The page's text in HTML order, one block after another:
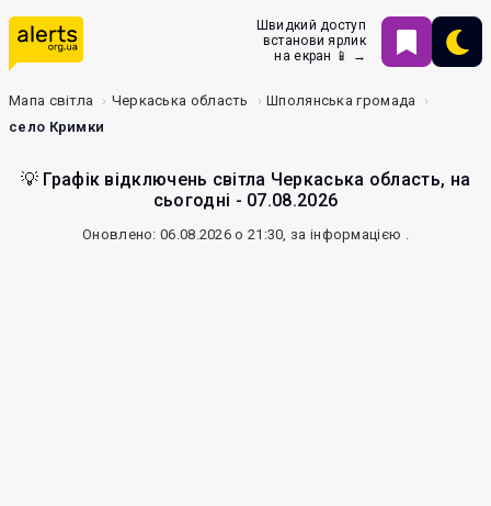
Швидкий доступ
встанови ярлик
на екран 📱 →
Мапа світла Черкаська область
Шполянська громада
село Кримки
💡 Графік відключень світла Черкаська область, на
сьогодні - 07.08.2026
Оновлено: 06.08.2026 о 21:30, за інформацією .